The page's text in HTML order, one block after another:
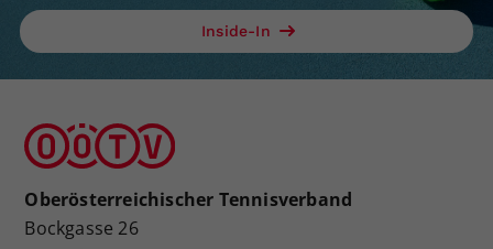
Inside-In
Oberösterreichischer Tennisverband
Bockgasse 26